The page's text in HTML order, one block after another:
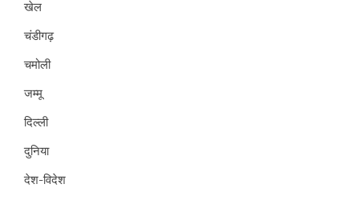
खेल
चंडीगढ़
चमोली
जम्मू
दिल्ली
दुनिया
देश-विदेश